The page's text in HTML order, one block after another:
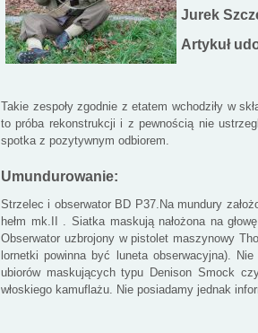
Jurek
Artykuł
Takie zespoły zgodnie z etatem wchodziły w
to próba rekonstrukcji i z pewnością nie
spotka z pozytywnym odbiorem.
Umundurowanie:
Strzelec i obserwator BD P37.Na mundury
hełm mk.II . Siatka maskują nałożona na
Obserwator uzbrojony w pistolet maszynowy
lornetki powinna być luneta obserwacyjna).
ubiorów maskujących typu Denison Smock
włoskiego kamuflażu. Nie posiadamy jednak